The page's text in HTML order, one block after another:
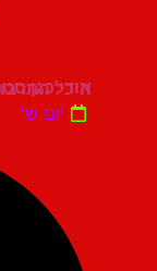
היכל התרבות
אודי כגן סטנדאפ
יום ש'